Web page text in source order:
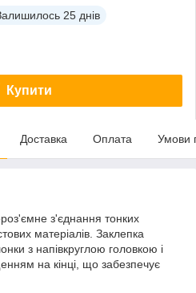
25 днів
Купити
Доставка Оплата Умови
з'єднання тонких
матеріалів. Заклепка
з напівкруглою головкою і
на кінці, що забезпечує